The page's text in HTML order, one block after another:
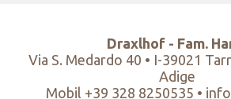
Draxlhof - Fam.
Via S. Medardo 40 • I-39021
Adige
Mobil +39 328 8250535 •